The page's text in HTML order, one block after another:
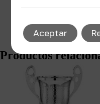
Productos
Aceptar